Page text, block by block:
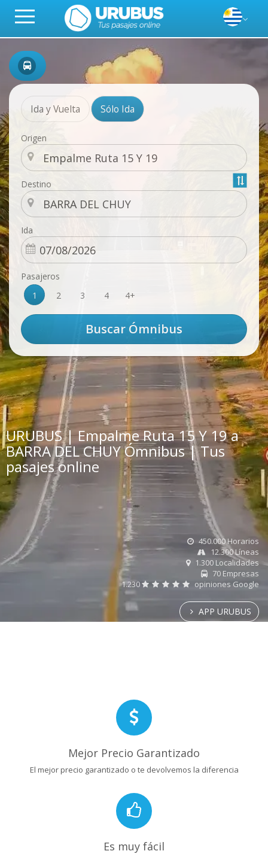
Ida y Vuelta Sólo Ida
Origen
Destino
Ida
Pasajeros
1
2 3 4 4+
URUBUS | Empalme Ruta 15 Y 19 a
BARRA DEL CHUY Ómnibus | Tus
pasajes online
450.000 Horarios
12.300 Líneas
1.300 Localidades
70 Empresas
1.230
opiniones Google
APP URUBUS
Mejor Precio Garantizado
El mejor precio garantizado o te devolvemos la diferencia
Es muy fácil